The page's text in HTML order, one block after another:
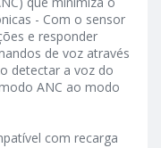
- Com o sensor
e responder
de voz através
detectar a voz do
ANC ao modo
com recarga